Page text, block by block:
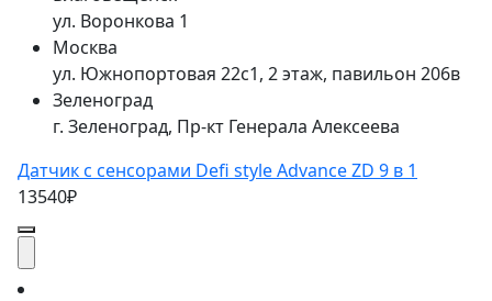
ул. Воронкова 1
Москва
ул. Южнопортовая 22с1, 2 этаж, павильон 206в
Зеленоград
г. Зеленоград, Пр-кт Генерала Алексеева
Датчик c сенсорами Defi style Advance ZD 9 в 1
13540₽